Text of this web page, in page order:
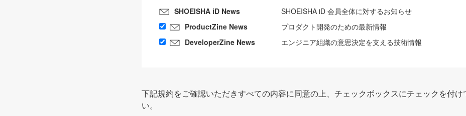
SHOEISHA iD News
SHOEISHA iD 会員全体に対するお知らせ
ProductZine News
プロダクト開発のための最新情報
DeveloperZine News
エンジニア組織の意思決定を支える技術情報
下記規約をご確認いただきすべての内容に同意の上、チェックボックスにチェックを付け
い。